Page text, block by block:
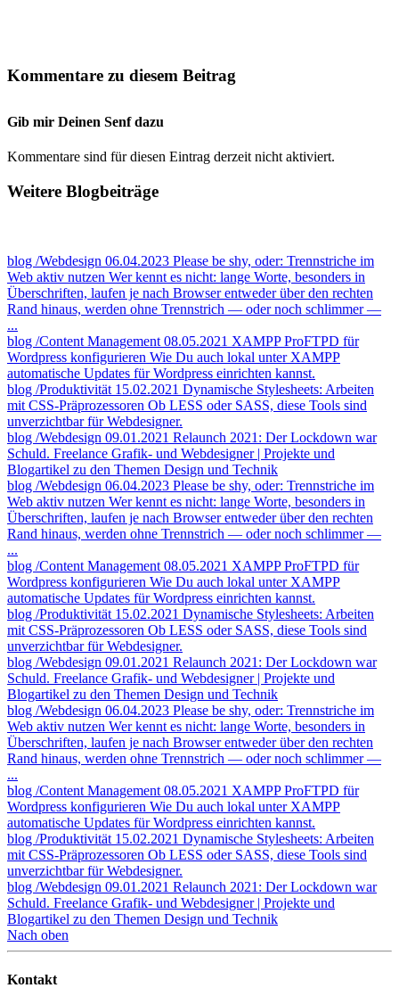
Kommentare zu diesem Beitrag
Gib mir Deinen Senf dazu
Kommentare sind für diesen Eintrag derzeit nicht aktiviert.
Weitere Blogbeiträge
blog /Webdesign 06.04.2023 Please be shy, oder: Trennstriche im
Web aktiv nutzen Wer kennt es nicht: lange Worte, besonders in
Überschriften, laufen je nach Browser entweder über den rechten
Rand hinaus, werden ohne Trennstrich — oder noch schlimmer —
...
blog /Content Management 08.05.2021 XAMPP ProFTPD für
Wordpress konfigurieren Wie Du auch lokal unter XAMPP
automatische Updates für Wordpress einrichten kannst.
blog /Produktivität 15.02.2021 Dynamische Stylesheets: Arbeiten
mit CSS-Präprozessoren Ob LESS oder SASS, diese Tools sind
unverzichtbar für Webdesigner.
blog /Webdesign 09.01.2021 Relaunch 2021: Der Lockdown war
Schuld. Freelance Grafik- und Webdesigner | Projekte und
Blogartikel zu den Themen Design und Technik
blog /Webdesign 06.04.2023 Please be shy, oder: Trennstriche im
Web aktiv nutzen Wer kennt es nicht: lange Worte, besonders in
Überschriften, laufen je nach Browser entweder über den rechten
Rand hinaus, werden ohne Trennstrich — oder noch schlimmer —
...
blog /Content Management 08.05.2021 XAMPP ProFTPD für
Wordpress konfigurieren Wie Du auch lokal unter XAMPP
automatische Updates für Wordpress einrichten kannst.
blog /Produktivität 15.02.2021 Dynamische Stylesheets: Arbeiten
mit CSS-Präprozessoren Ob LESS oder SASS, diese Tools sind
unverzichtbar für Webdesigner.
blog /Webdesign 09.01.2021 Relaunch 2021: Der Lockdown war
Schuld. Freelance Grafik- und Webdesigner | Projekte und
Blogartikel zu den Themen Design und Technik
blog /Webdesign 06.04.2023 Please be shy, oder: Trennstriche im
Web aktiv nutzen Wer kennt es nicht: lange Worte, besonders in
Überschriften, laufen je nach Browser entweder über den rechten
Rand hinaus, werden ohne Trennstrich — oder noch schlimmer —
...
blog /Content Management 08.05.2021 XAMPP ProFTPD für
Wordpress konfigurieren Wie Du auch lokal unter XAMPP
automatische Updates für Wordpress einrichten kannst.
blog /Produktivität 15.02.2021 Dynamische Stylesheets: Arbeiten
mit CSS-Präprozessoren Ob LESS oder SASS, diese Tools sind
unverzichtbar für Webdesigner.
blog /Webdesign 09.01.2021 Relaunch 2021: Der Lockdown war
Schuld. Freelance Grafik- und Webdesigner | Projekte und
Blogartikel zu den Themen Design und Technik
Nach oben
Kontakt